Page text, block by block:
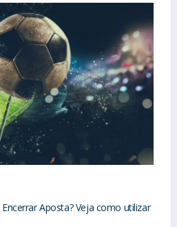
Aposta? Veja como utilizar